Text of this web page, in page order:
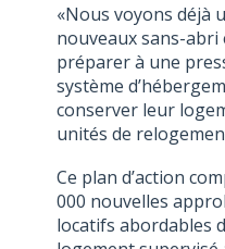
«Nous voyons déjà
nouveaux sans-
préparer à une
système
conserver leur
unités de
Ce plan d’action
000 nouvelles
locatifs abordables